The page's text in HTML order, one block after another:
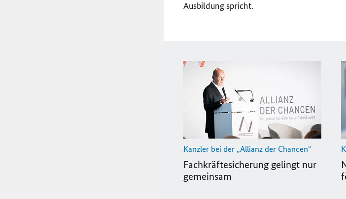
Ausbildung spricht.
Kanzler bei der „Allianz der Chancen“
Fachkräftesicherung gelingt nur
gemeinsam